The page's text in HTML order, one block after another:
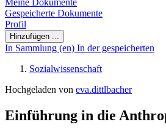
Meine Dokumente
Gespeicherte Dokumente
Profil
Hinzufügen ...
In Sammlung (en) In der gespeicherten
Sozialwissenschaft
Hochgeladen von eva.dittlbacher
Einführung in die